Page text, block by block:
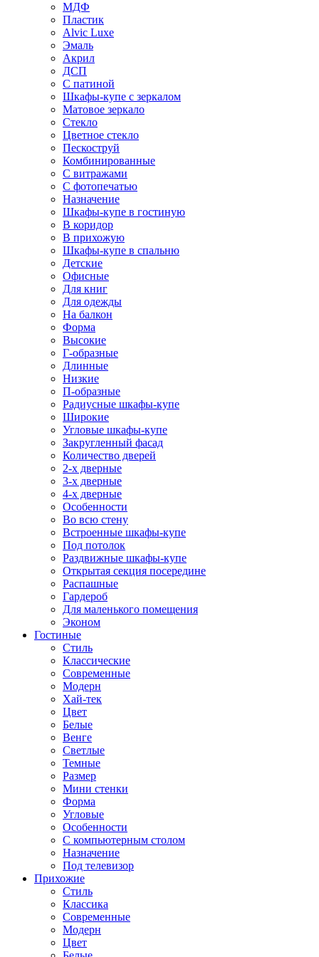
МДФ
Пластик
Alvic Luxe
Эмаль
Акрил
ДСП
С патиной
Шкафы-купе с зеркалом
Матовое зеркало
Стекло
Цветное стекло
Пескоструй
Комбинированные
С витражами
С фотопечатью
Назначение
Шкафы-купе в гостиную
В коридор
В прихожую
Шкафы-купе в спальню
Детские
Офисные
Для книг
Для одежды
На балкон
Форма
Высокие
Г-образные
Длинные
Низкие
П-образные
Радиусные шкафы-купе
Широкие
Угловые шкафы-купе
Закругленный фасад
Количество дверей
2-х дверные
3-х дверные
4-х дверные
Особенности
Во всю стену
Встроенные шкафы-купе
Под потолок
Раздвижные шкафы-купе
Открытая секция посередине
Распашные
Гардероб
Для маленького помещения
Эконом
Гостиные
Стиль
Классические
Современные
Модерн
Хай-тек
Цвет
Белые
Венге
Светлые
Темные
Размер
Мини стенки
Форма
Угловые
Особенности
С компьютерным столом
Назначение
Под телевизор
Прихожие
Стиль
Классика
Современные
Модерн
Цвет